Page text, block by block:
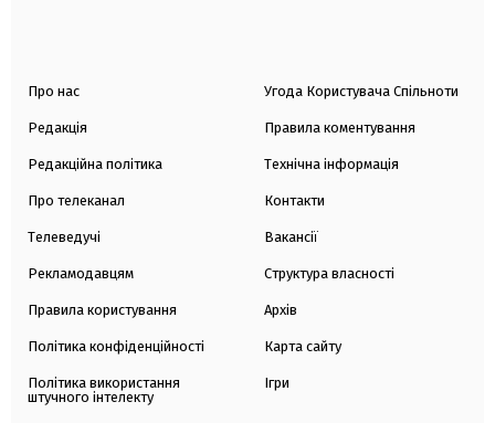
Про нас
Редакція
Редакційна політика
Про телеканал
Телеведучі
Рекламодавцям
Правила користування
Політика конфіденційності
Політика використання
штучного інтелекту
Угода Користувача Спільноти
Правила коментування
Технічна інформація
Контакти
Вакансії
Структура власності
Архів
Карта сайту
Ігри